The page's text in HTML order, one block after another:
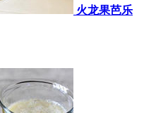
火龙果芭乐